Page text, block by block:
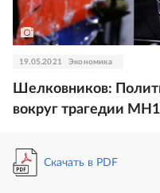
19.05.2021 Экономика
Шелковников:
вокруг трагедии
Скачать в PDF